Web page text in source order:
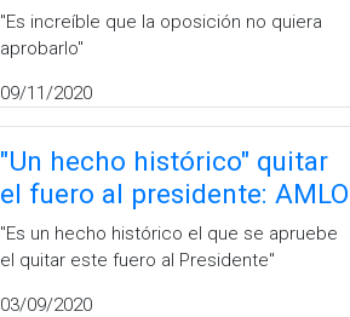
''Es increíble que la oposición no quiera
aprobarlo''
09/11/2020
"Un hecho histórico" quitar
el fuero al presidente: AMLO
''Es un hecho histórico el que se apruebe
el quitar este fuero al Presidente''
03/09/2020